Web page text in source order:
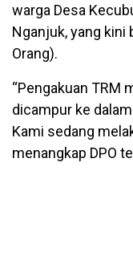
warga Desa
Nganjuk, yang kini
Orang).
“Pengakuan TRM
dicampur ke
Kami sedang
menangkap DPO